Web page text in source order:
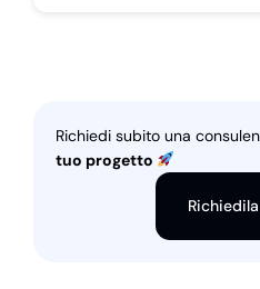
Richiedi subito una
tuo progetto